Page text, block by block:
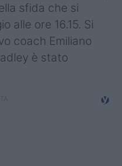
sfida che si
alle ore 16.15. Si
coach Emiliano
è stato